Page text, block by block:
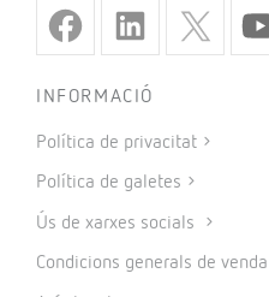
INFORMACIÓ
Política de privacitat
Política de galetes
Ús de xarxes socials
Condicions generals de venda